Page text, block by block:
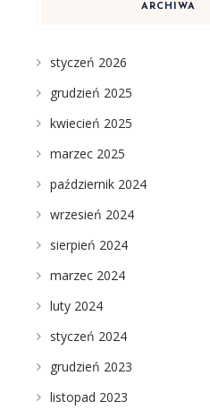
ARCHIWA
styczeń 2026
grudzień 2025
kwiecień 2025
marzec 2025
październik 2024
wrzesień 2024
sierpień 2024
marzec 2024
luty 2024
styczeń 2024
grudzień 2023
listopad 2023